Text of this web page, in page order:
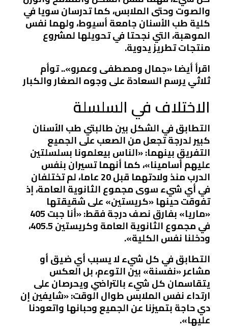
والصوت وحتى الملابس، كما تدرسان سويا في
كلية طب الأسنان جامعة أسيوط، ولهما نفس
الموهبة، التي نجحتا في تحويلها لمشروع
منتجات تطريز يدوية.
اقرأ أيضا «جمال ومصطفى وعمرو».. توأم
ثلاثي يرسم السعادة على وجوه الصغار والكبار
الاختلاف في السلسلة
التطابق في الشكل بين طالبتي طب الأسنان
كبير لدرجة تجعل من الصعب على الجميع
التفريق بينهما: «الناس بيعلمونا بسلسلتين
عليهم أسامينا»، كما أنهما تسيران بنفس
الدرب منذ ولادتهما قبل 20 عاما، لم تختلفان
في أي شيء سوى مجموع الثانوية العامة، إذ
تفوقت حينها «كريستين» على شقيقتها
«ماريا» بفارق نصف درجة فقط: «أنا جبت 405
في مجموع الثانوية العامة وكريستين 405.5،
ودخلنا نفس الكلية».
التطابق في كل شيء لا يسبب أي ضيق أو
مشاعر «نفسنة» بين التوءم، بل العكس
يتقاسمان كل شيء بالتراضي ويحرصان على
ارتداء نفس الملابس طوال الوقت: «شايفين إن
دي حاجة بتميزنا عن الجميع وحبانها واتعودنا
عليها».